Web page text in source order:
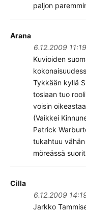
paljon
Arana
6.12.2009 11:19
Kuvioiden
Tykkään kyllä
tosiaan tuo
voisin
(Vaikkei
Patrick
tukahtuu
möreässä
Cilla
6.12.2009
Jarkko